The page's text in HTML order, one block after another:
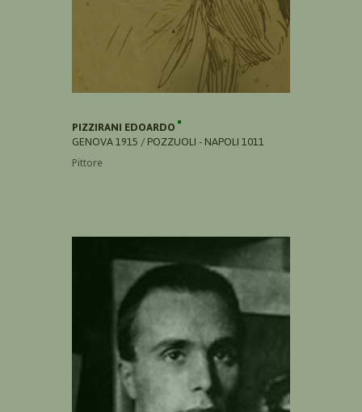
PIZZIRANI EDOARDO
GENOVA 1915 / POZZUOLI - NAPOLI 1011
Pittore